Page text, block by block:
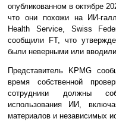
опубликованном в октябре
что они похожи на ИИ-
Health Service, Swiss
сообщили FT, что
были неверными или
Представитель KPMG
время собственной
сотрудники должны
использования ИИ,
материалов и независимых